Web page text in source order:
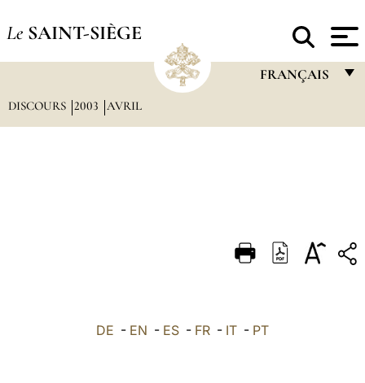
Le SAINT-SIÈGE
FRANÇAIS
DEUTSCH
العربيّة
DISCOURS 2003 AVRIL
DE - EN - ES - FR - IT - PT